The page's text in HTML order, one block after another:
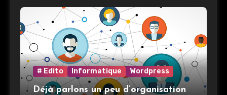
# Edito Informatique Wordpress
Déjà parlons un peu d’organisation